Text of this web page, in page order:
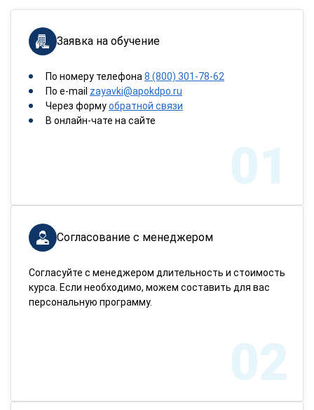
Заявка на обучение
По номеру телефона 8 (800) 301-78-62
По e-mail zayavki@apokdpo.ru
Через формуобратной связи
В онлайн-чате на сайте
01
Согласование с менеджером
Согласуйте с менеджером длительность и стоимость
курса. Если необходимо, можем составить для вас
персональную программу.
02